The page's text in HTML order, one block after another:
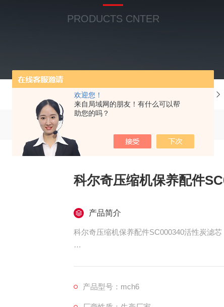
欢迎您！
来自局域网的朋友！有什么可以帮
助您的吗？
PRODUCTS CNTER
首页 产品中心
科尔奇压缩机保养配件
产品简介
科尔奇压缩机保养配件SC000340活性炭滤芯
产品型号：mch6